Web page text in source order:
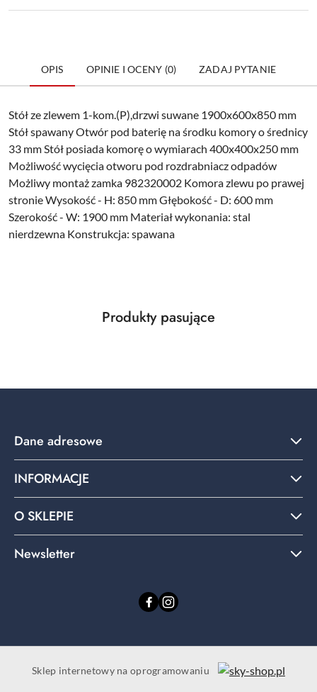
OPIS OPINIE I OCENY (0) ZADAJ PYTANIE
Stół ze zlewem 1-kom.(P),drzwi suwane 1900x600x850 mm
Stół spawany Otwór pod baterię na środku komory o średnicy
33 mm Stół posiada komorę o wymiarach 400x400x250 mm
Możliwość wycięcia otworu pod rozdrabniacz odpadów
Możliwy montaż zamka 982320002 Komora zlewu po prawej
stronie Wysokość - H: 850 mm Głębokość - D: 600 mm
Szerokość - W: 1900 mm Materiał wykonania: stal
nierdzewna Konstrukcja: spawana
Pomiń karuzelę produktów
Produkty
Produkty pasujące
Dane adresowe
INFORMACJE
O SKLEPIE
Newsletter
Sklep internetowy na oprogramowaniu